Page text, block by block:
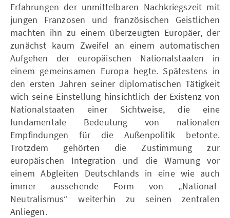
Erfahrungen der unmittelbaren Nachkriegszeit mit
jungen Franzosen und französischen Geistlichen
machten ihn zu einem überzeugten Europäer, der
zunächst kaum Zweifel an einem automatischen
Aufgehen der europäischen Nationalstaaten in
einem gemeinsamen Europa hegte. Spätestens in
den ersten Jahren seiner diplomatischen Tätigkeit
wich seine Einstellung hinsichtlich der Existenz von
Nationalstaaten einer Sichtweise, die eine
fundamentale Bedeutung von nationalen
Empfindungen für die Außenpolitik betonte.
Trotzdem gehörten die Zustimmung zur
europäischen Integration und die Warnung vor
einem Abgleiten Deutschlands in eine wie auch
immer aussehende Form von „National-
Neutralismus“ weiterhin zu seinen zentralen
Anliegen.